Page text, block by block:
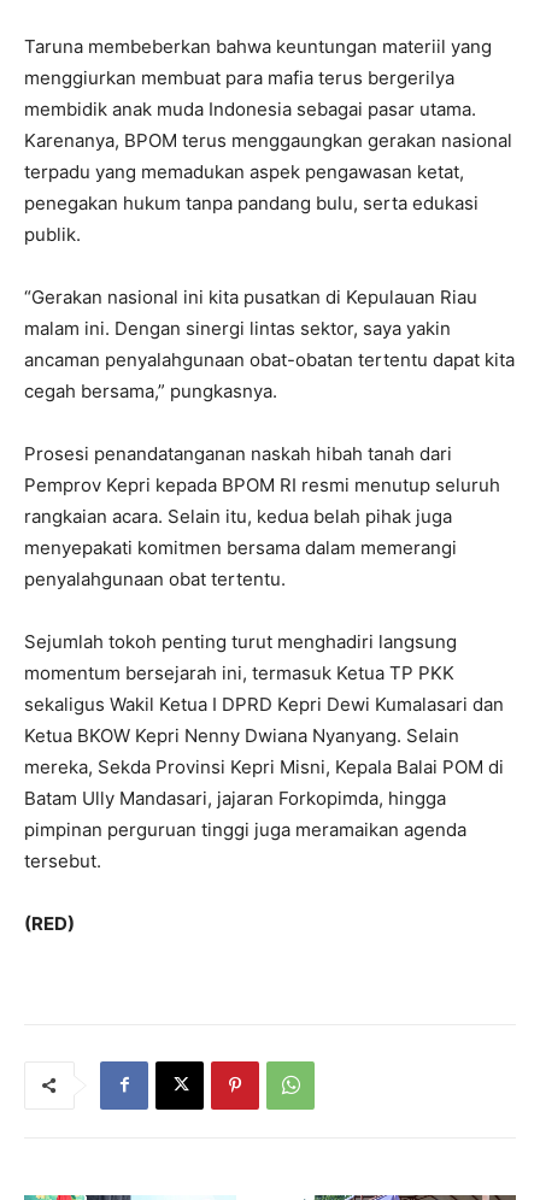
Taruna membeberkan bahwa keuntungan materiil yang
menggiurkan membuat para mafia terus bergerilya
membidik anak muda Indonesia sebagai pasar utama.
Karenanya, BPOM terus menggaungkan gerakan nasional
terpadu yang memadukan aspek pengawasan ketat,
penegakan hukum tanpa pandang bulu, serta edukasi
publik.
“Gerakan nasional ini kita pusatkan di Kepulauan Riau
malam ini. Dengan sinergi lintas sektor, saya yakin
ancaman penyalahgunaan obat-obatan tertentu dapat kita
cegah bersama,” pungkasnya.
Prosesi penandatanganan naskah hibah tanah dari
Pemprov Kepri kepada BPOM RI resmi menutup seluruh
rangkaian acara. Selain itu, kedua belah pihak juga
menyepakati komitmen bersama dalam memerangi
penyalahgunaan obat tertentu.
Sejumlah tokoh penting turut menghadiri langsung
momentum bersejarah ini, termasuk Ketua TP PKK
sekaligus Wakil Ketua I DPRD Kepri Dewi Kumalasari dan
Ketua BKOW Kepri Nenny Dwiana Nyanyang. Selain
mereka, Sekda Provinsi Kepri Misni, Kepala Balai POM di
Batam Ully Mandasari, jajaran Forkopimda, hingga
pimpinan perguruan tinggi juga meramaikan agenda
tersebut.
(RED)